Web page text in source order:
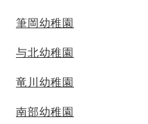
筆岡幼稚園
与北幼稚園
竜川幼稚園
南部幼稚園